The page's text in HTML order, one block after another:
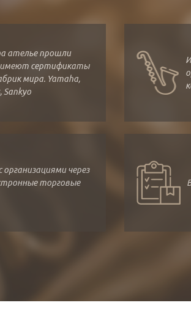
ателье прошли
имеют сертификаты
мира. Yamaha,
Sankyo
через
торговые